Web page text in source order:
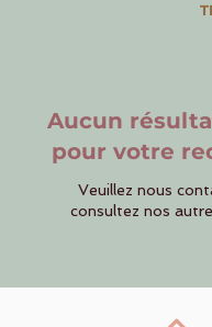
Aucun
pour votre
Veuillez nous
consultez nos